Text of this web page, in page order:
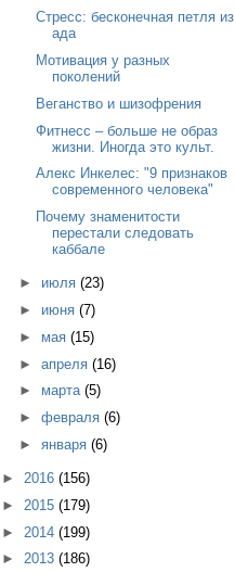
Стресс: бесконечная петля из
ада
Мотивация у разных
поколений
Веганство и шизофрения
Фитнесс – больше не образ
жизни. Иногда это культ.
Алекс Инкелес: "9 признаков
современного человека"
Почему знаменитости
перестали следовать
каббале
► июля (23)
► июня (7)
► мая (15)
► апреля (16)
► марта (5)
► февраля (6)
► января (6)
► 2016 (156)
► 2015 (179)
► 2014 (199)
► 2013 (186)